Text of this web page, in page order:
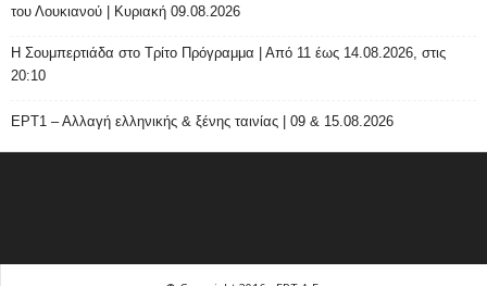
του Λουκιανού | Κυριακή 09.08.2026
H Σουμπερτιάδα στο Τρίτο Πρόγραμμα | Από 11 έως 14.08.2026, στις
20:10
ΕΡΤ1 – Αλλαγή ελληνικής & ξένης ταινίας | 09 & 15.08.2026